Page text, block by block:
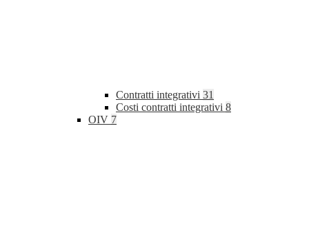
Contratti integrativi 31
Costi contratti integrativi 8
OIV 7